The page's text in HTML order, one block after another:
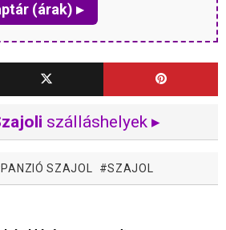
(árak) ▸
szálláshelyek ▸
PANZIÓ SZAJOL SZAJOL